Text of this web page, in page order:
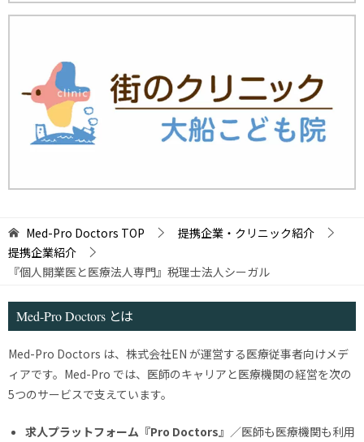
Med-Pro Doctors TOP
提携企業・クリニック紹介
提携企業紹介
『個人開業医と医療法人専門』税理士法人シーガル
Med-Pro Doctors とは
Med-Pro Doctors は、株式会社EN が運営する医療従事者向けメデ
ィアです。Med-Pro では、医師のキャリアと医療機関の経営を次の
5つのサービスで支えています。
求人プラットフォーム『Pro Doctors』 ／医師も医療機関も利用